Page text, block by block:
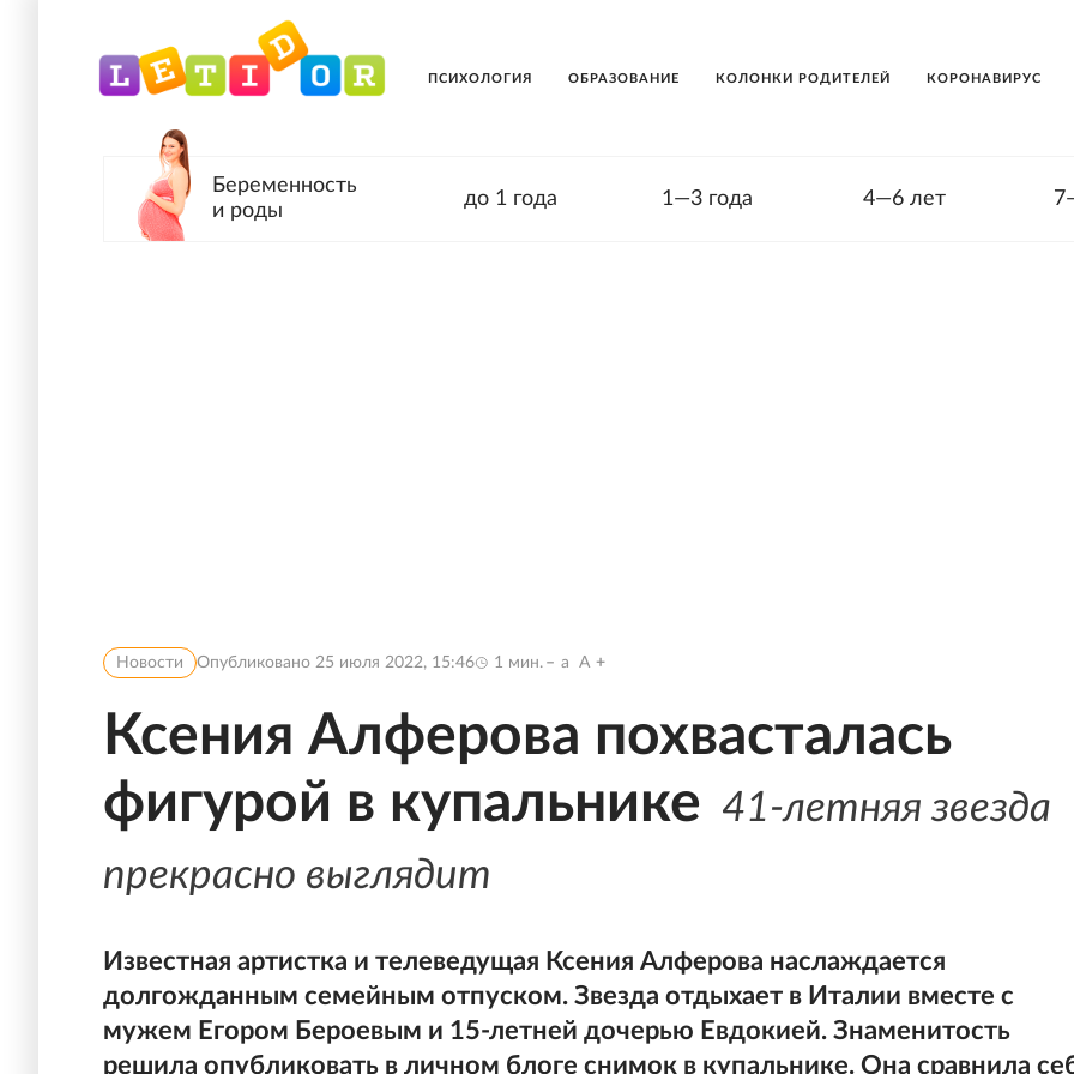
ПСИХОЛОГИЯ ОБРАЗОВАНИЕ КОЛОНКИ РОДИТЕЛЕЙ КОРОНАВИРУС
Беременность
и роды
до 1 года 1—3 года 4—6 лет
Новости Опубликовано 25 июля 2022, 15:46 1 мин. a A
Ксения Алферова похвасталась
фигурой в купальнике 41-летняя звезда
прекрасно выглядит
Известная артистка и телеведущая Ксения Алферова наслаждается
долгожданным семейным отпуском. Звезда отдыхает в Италии вместе с
мужем Егором Бероевым и 15-летней дочерью Евдокией. Знаменитость
решила опубликовать в личном блоге снимок в купальнике. Она сравнила